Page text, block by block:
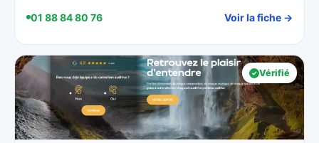
01 88 84 80 76 Voir la fiche →
Vérifié